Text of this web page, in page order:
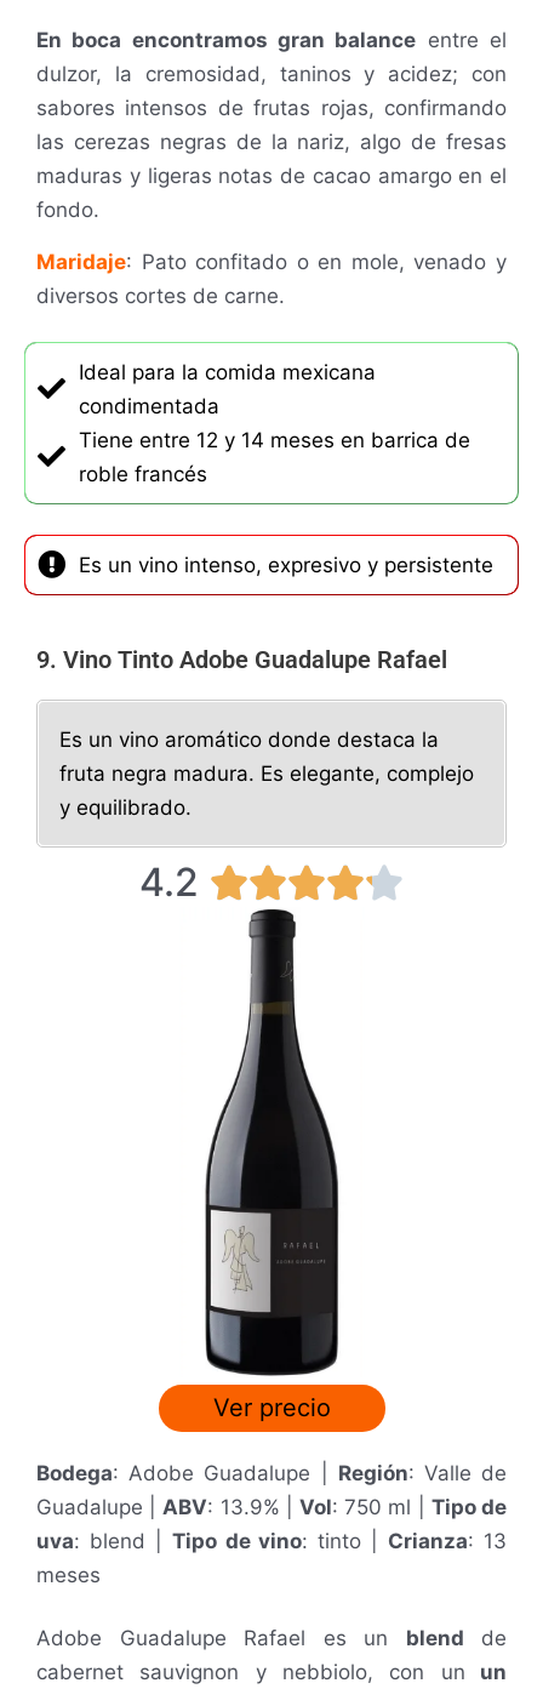
En boca encontramos gran balance entre el
dulzor, la cremosidad, taninos y acidez; con
sabores intensos de frutas rojas, confirmando
las cerezas negras de la nariz, algo de fresas
maduras y ligeras notas de cacao amargo en el
fondo.
Maridaje: Pato confitado o en mole, venado y
diversos cortes de carne.
Ideal para la comida mexicana
condimentada
Tiene entre 12 y 14 meses en barrica de
roble francés
Es un vino intenso, expresivo y persistente
9. Vino Tinto Adobe Guadalupe Rafael
Es un vino aromático donde destaca la
fruta negra madura. Es elegante, complejo
y equilibrado.
4.2 
Ver precio
Bodega: Adobe Guadalupe | Región: Valle de
Guadalupe |ABV: 13.9% |Vol: 750 ml | Tipo de
uva: blend | Tipo de vino: tinto | Crianza: 13
meses
Adobe Guadalupe Rafael es un blend de
cabernet sauvignon y nebbiolo, con un un